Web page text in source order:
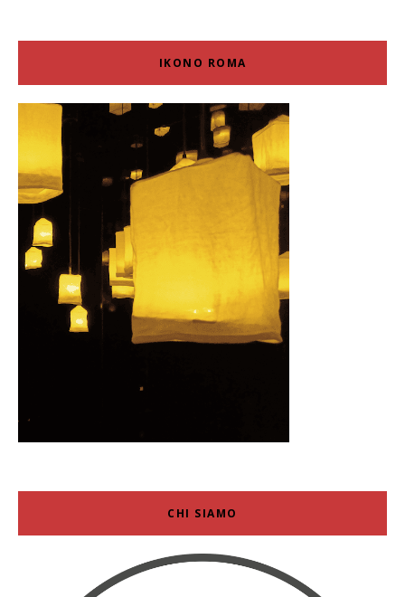
IKONO ROMA
CHI SIAMO